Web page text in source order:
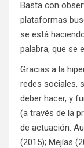
Basta con
plataformas
se está
palabra, que se
Gracias a la
redes sociales,
deber hacer, y
(a través de la
de actuación.
(2015); Mejías